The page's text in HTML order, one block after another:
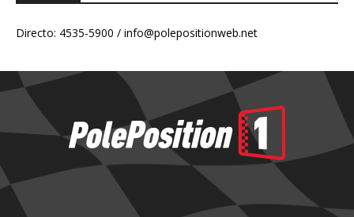
Directo: 4535-5900 / info@polepositionweb.net